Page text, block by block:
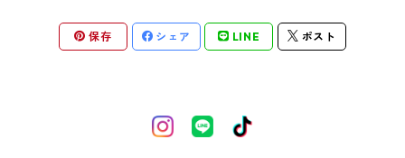
保存 シェア LINE ポスト